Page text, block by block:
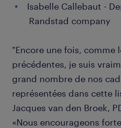
Isabelle Callebaut -
Randstad company
"Encore une fois, comme
précédentes, je suis
grand nombre de nos
représentées dans cette
Jacques van den Broek,
«Nous encourageons